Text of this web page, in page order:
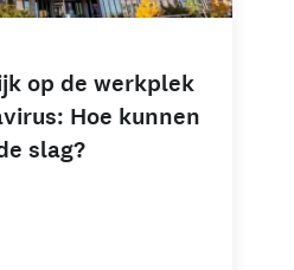
op de werkplek
Hoe kunnen
slag?